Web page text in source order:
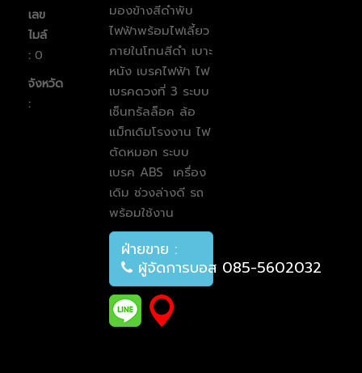
เลข
ไมล์
: 0
จังหวัด
:
มองข้างสีดำพับ
ไฟฟ้าพร้อมไฟเลี้ยว
ภายในโทนสีดำ เบาะ
หนัง เบรคไฟฟ้า ไฟ
เบรคดวงที่ 3 ระบบ
เซ็นทรัลล็อค ล้อ
แม็กเดิมโรงงาน ไฟ
ตัดหมอก ระบบ
เบรค ABS
เครื่อง
เดิม ช่วงล่างดี รถ
พร้อมใช้งาน
ฝ่ายขาย :
ผู้จัดการบอส 085-5602032